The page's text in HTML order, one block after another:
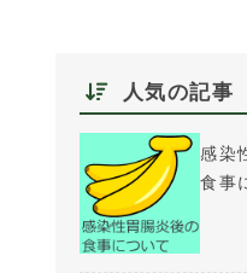
人気の記事
感染
食事